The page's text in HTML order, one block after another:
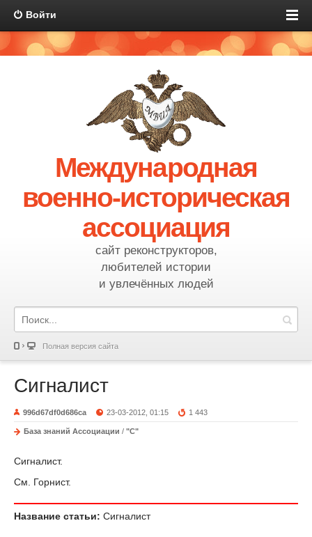
Войти
Международная
военно-историческая
ассоциация
сайт реконструкторов,
любителей истории
и увлечённых людей
Полная версия сайта
Сигналист
996d67df0d686ca 23-03-2012, 01:15 1 443
База знаний Ассоциации / "С"
Сигналист.
См. Горнист.
Название статьи: Сигналист